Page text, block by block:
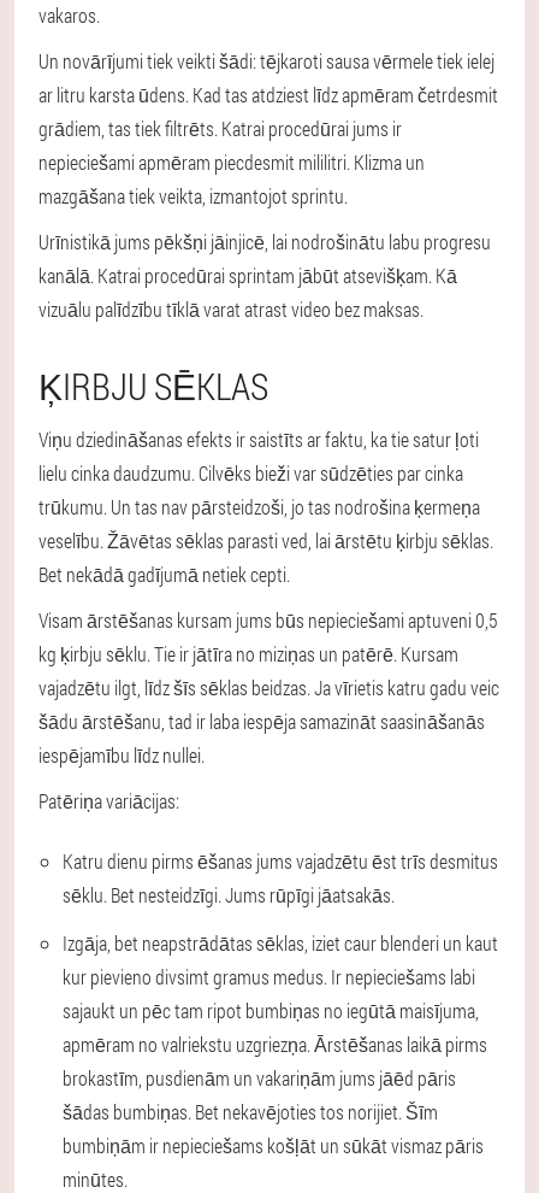
vakaros.
Un novārījumi tiek veikti šādi: tējkaroti sausa vērmele tiek ielej
ar litru karsta ūdens. Kad tas atdziest līdz apmēram četrdesmit
grādiem, tas tiek filtrēts. Katrai procedūrai jums ir
nepieciešami apmēram piecdesmit mililitri. Klizma un
mazgāšana tiek veikta, izmantojot sprintu.
Urīnistikā jums pēkšņi jāinjicē, lai nodrošinātu labu progresu
kanālā. Katrai procedūrai sprintam jābūt atsevišķam. Kā
vizuālu palīdzību tīklā varat atrast video bez maksas.
ĶIRBJU SĒKLAS
Viņu dziedināšanas efekts ir saistīts ar faktu, ka tie satur ļoti
lielu cinka daudzumu. Cilvēks bieži var sūdzēties par cinka
trūkumu. Un tas nav pārsteidzoši, jo tas nodrošina ķermeņa
veselību. Žāvētas sēklas parasti ved, lai ārstētu ķirbju sēklas.
Bet nekādā gadījumā netiek cepti.
Visam ārstēšanas kursam jums būs nepieciešami aptuveni 0,5
kg ķirbju sēklu. Tie ir jātīra no miziņas un patērē. Kursam
vajadzētu ilgt, līdz šīs sēklas beidzas. Ja vīrietis katru gadu veic
šādu ārstēšanu, tad ir laba iespēja samazināt saasināšanās
iespējamību līdz nullei.
Patēriņa variācijas:
Katru dienu pirms ēšanas jums vajadzētu ēst trīs desmitus
sēklu. Bet nesteidzīgi. Jums rūpīgi jāatsakās.
Izgāja, bet neapstrādātas sēklas, iziet caur blenderi un kaut
kur pievieno divsimt gramus medus. Ir nepieciešams labi
sajaukt un pēc tam ripot bumbiņas no iegūtā maisījuma,
apmēram no valriekstu uzgriezņa. Ārstēšanas laikā pirms
brokastīm, pusdienām un vakariņām jums jāēd pāris
šādas bumbiņas. Bet nekavējoties tos norijiet. Šīm
bumbiņām ir nepieciešams košļāt un sūkāt vismaz pāris
minūtes.